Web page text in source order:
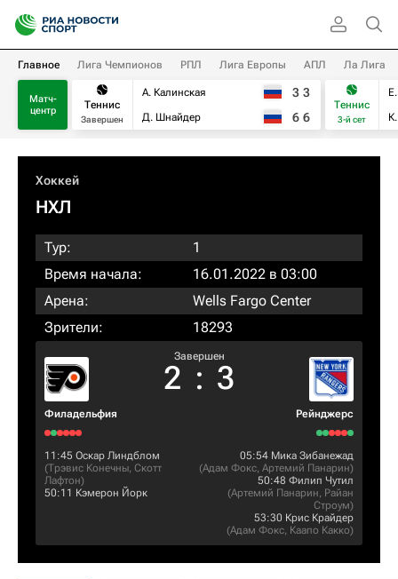
Главное Лига Чемпионов РПЛ Лига Европы АПЛ Ла Лига
Матч-
центр
Теннис
Завершен
А. Калинская
Д. Шнайдер
3 3
6 6
Теннис
3-й сет
Хоккей
НХЛ
Тур:
1
Время начала:
16.01.2022 в 03:00
Арена:
Wells Fargo Center
Зрители:
18293
Филадельфия
Завершен
2 : 3
Рейнджерс
11:45 Оскар Линдблом
(Трэвис Конечны, Скотт
Лафтон)
50:11 Кэмерон Йорк
05:54 Мика Зибанежад
(Адам Фокс, Артемий Панарин)
50:48 Филип Чутил
(Артемий Панарин, Райан
Строум)
53:30 Крис Крайдер
(Адам Фокс, Каапо Какко)